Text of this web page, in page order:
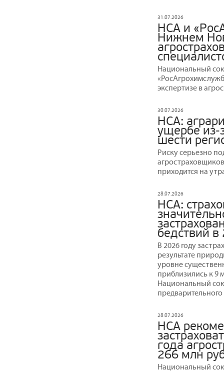
31.07.2026
НСА и
Нижнем
Национальный
экспертизе в
30.07.2026
НСА:
ущербе из-
шести
Риску серьезно
приходится на
28.07.2026
НСА:
бедствий в
В 2026 году
результате
уровне
приблизились к 9
Национальный
28.07.2026
НСА
года
266 млн
Национальный